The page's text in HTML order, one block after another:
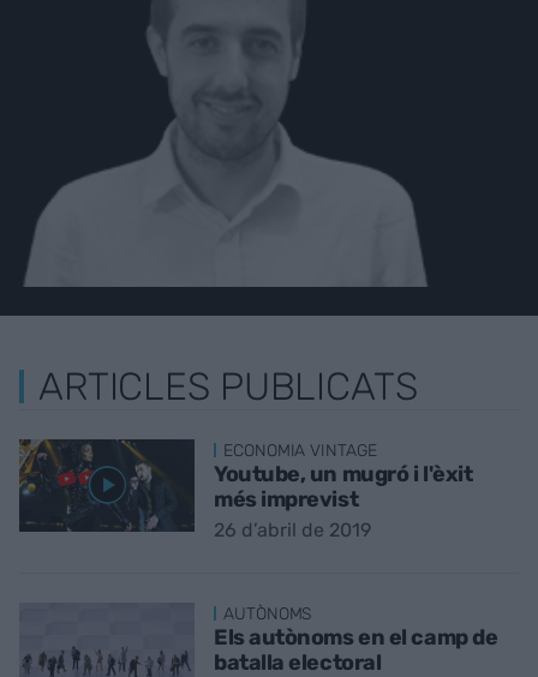
ARTICLES PUBLICATS
ECONOMIA VINTAGE
Youtube, un mugró i l'èxit
més imprevist
26 d’abril de 2019
AUTÒNOMS
Els autònoms en el camp de
batalla electoral